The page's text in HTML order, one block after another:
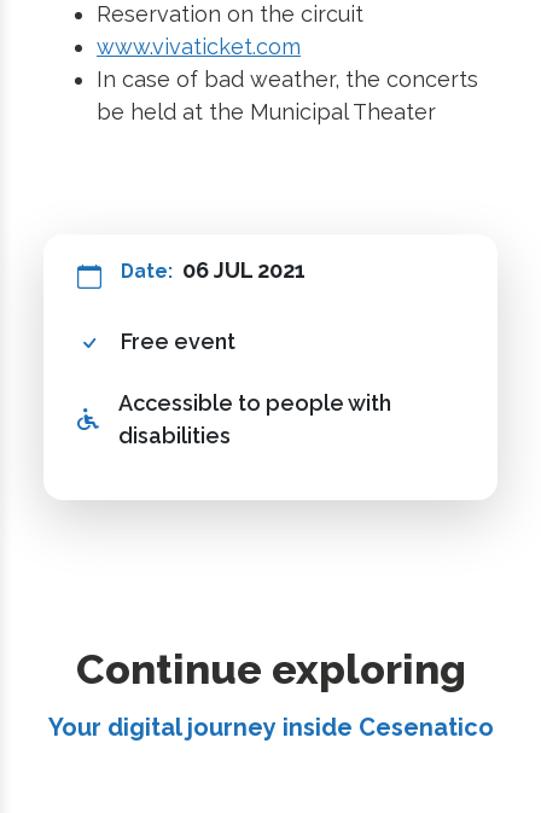
Reservation on the circuit
www.vivaticket.com
In case of bad weather, the concerts
be held at the Municipal Theater
Date: 06 JUL 2021
Free event
Accessible to people with
disabilities
Continue exploring
Your digital journey inside Cesenatico